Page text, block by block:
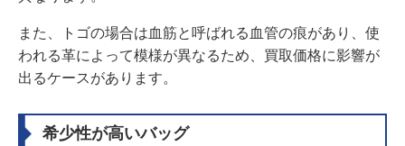
また、トゴの場合は血筋と呼ばれる血管の痕があり、使
われる革によって模様が異なるため、買取価格に影響が
出るケースがあります。
希少性が高いバッグ